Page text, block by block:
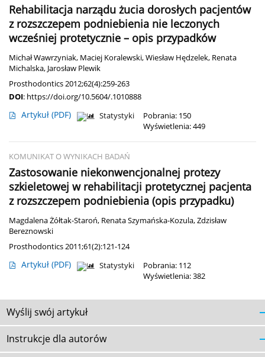
Rehabilitacja narządu żucia dorosłych pacjentów
z rozszczepem podniebienia nie leczonych
wcześniej protetycznie – opis przypadków
Michał Wawrzyniak, Maciej Koralewski,Wiesław Hędzelek, Renata
Michalska, Jarosław Plewik
Prosthodontics 2012;62(4):259-263
DOI: https://doi.org/10.5604/.1010888
Artykuł (PDF) Statystyki
Pobrania: 150
Wyświetlenia: 449
KOMUNIKAT O WYNIKACH BADAŃ
Zastosowanie niekonwencjonalnej protezy
szkieletowej w rehabilitacji protetycznej pacjenta
z rozszczepem podniebienia (opis przypadku)
Magdalena Żółtak-Staroń, Renata Szymańska-Kozula,Zdzisław
Bereznowski
Prosthodontics 2011;61(2):121-124
Artykuł (PDF) Statystyki
Pobrania: 112
Wyświetlenia: 382
Wyślij swój artykuł
Instrukcje dla autorów